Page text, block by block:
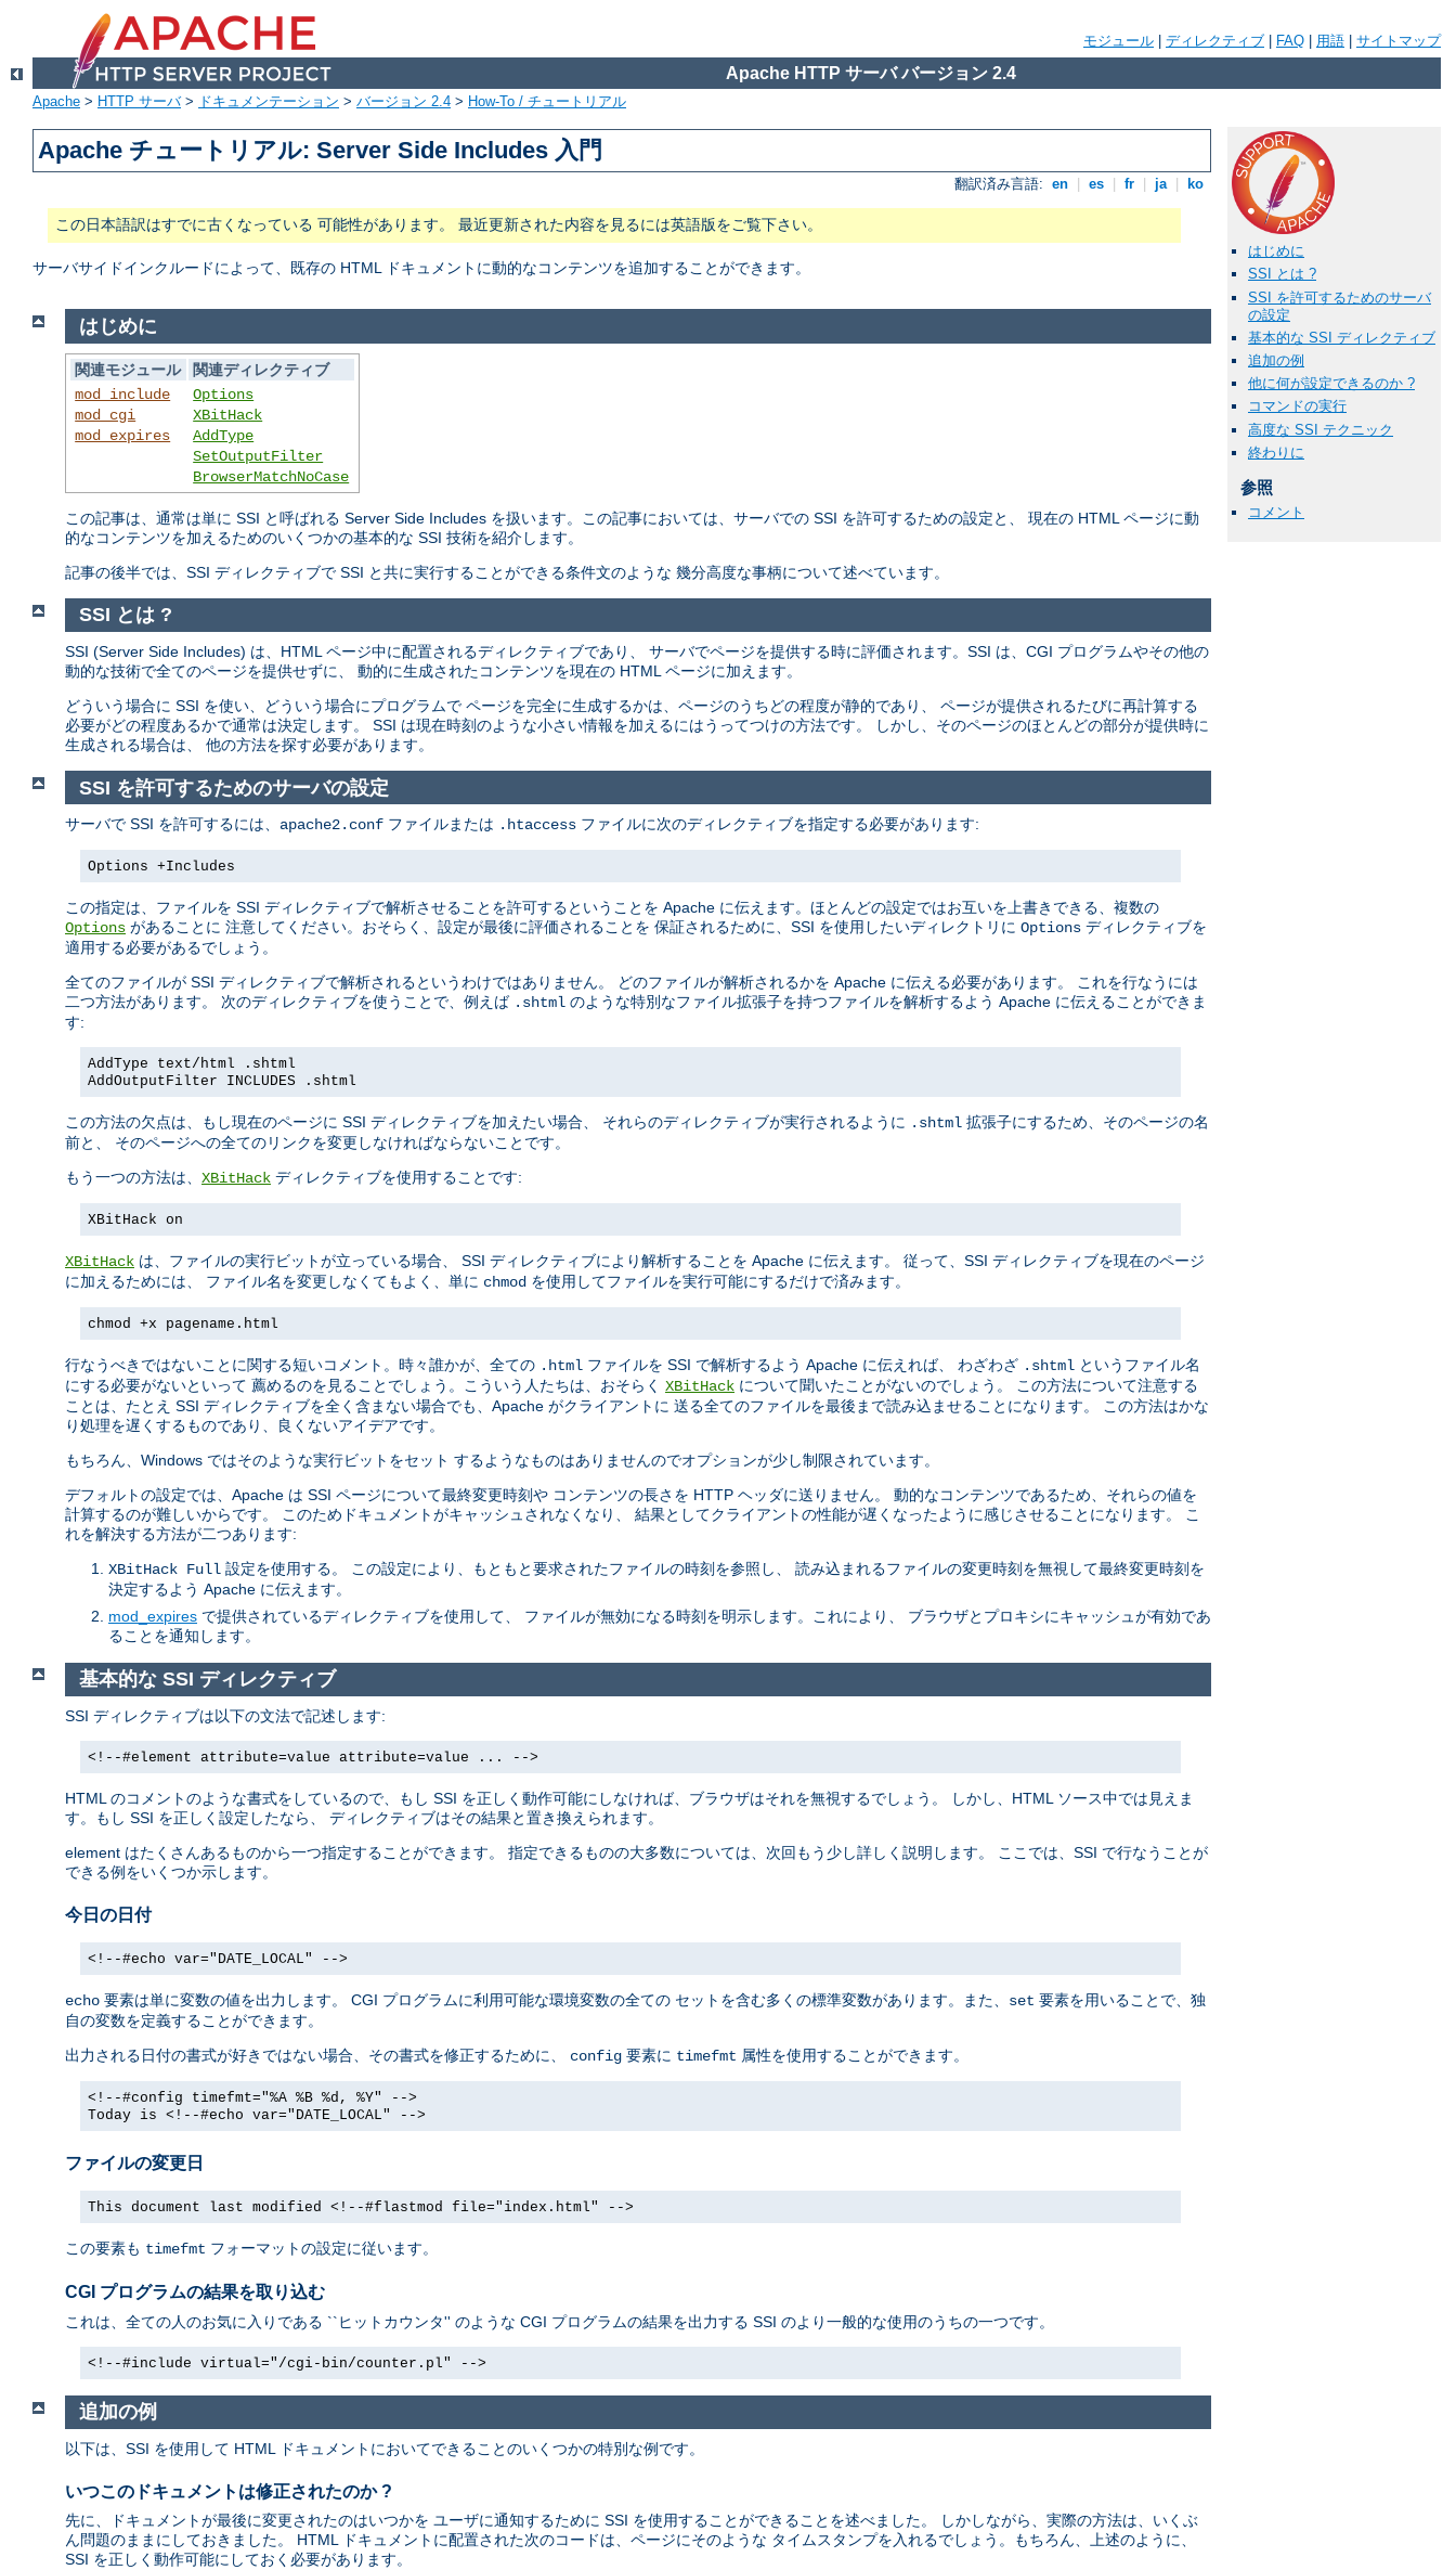
モジュール ディレクティブ FAQ 用語 サイトマップ
Apache HTTP サーバ バージョン 2.4
Apache > HTTP サーバ> ドキュメンテーション > バージョン 2.4 > How-To / チュートリアル
Apache チュートリアル: Server Side Includes 入門
翻訳済み言語: en es fr ja ko
この日本語訳はすでに古くなっている 可能性があります。 最近更新された内容を見るには英語版をご覧下さい。
サーバサイドインクルードによって、既存の HTML ドキュメントに動的なコンテンツを追加することができます。
はじめに
SSI とは ?
SSI を許可するためのサーバ
の設定
基本的な SSI ディレクティブ
追加の例
他に何が設定できるのか ?
コマンドの実行
高度な SSI テクニック
終わりに
参照
コメント
はじめに
関連モジュール
関連ディレクティブ
mod_include
mod_cgi
mod_expires
Options
XBitHack
AddType
SetOutputFilter
BrowserMatchNoCase
この記事は、通常は単に SSI と呼ばれる Server Side Includes を扱います。この記事においては、サーバでの SSI を許可するための設定と、 現在の HTML ページに動
的なコンテンツを加えるためのいくつかの基本的な SSI 技術を紹介します。
記事の後半では、SSI ディレクティブで SSI と共に実行することができる条件文のような 幾分高度な事柄について述べています。
SSI とは ?
SSI (Server Side Includes) は、HTML ページ中に配置されるディレクティブであり、 サーバでページを提供する時に評価されます。SSI は、CGI プログラムやその他の
動的な技術で全てのページを提供せずに、 動的に生成されたコンテンツを現在の HTML ページに加えます。
どういう場合に SSI を使い、どういう場合にプログラムで ページを完全に生成するかは、ページのうちどの程度が静的であり、 ページが提供されるたびに再計算する
必要がどの程度あるかで通常は決定します。 SSI は現在時刻のような小さい情報を加えるにはうってつけの方法です。 しかし、そのページのほとんどの部分が提供時に
生成される場合は、 他の方法を探す必要があります。
SSI を許可するためのサーバの設定
サーバで SSI を許可するには、 apache2.conf ファイルまたは .htaccess ファイルに次のディレクティブを指定する必要があります:
Options +Includes
この指定は、ファイルを SSI ディレクティブで解析させることを許可するということを Apache に伝えます。ほとんどの設定ではお互いを上書きできる、複数の
Options があることに 注意してください。おそらく、設定が最後に評価されることを 保証されるために、SSI を使用したいディレクトリに Options ディレクティブを
適用する必要があるでしょう。
全てのファイルが SSI ディレクティブで解析されるというわけではありません。 どのファイルが解析されるかを Apache に伝える必要があります。 これを行なうには
二つ方法があります。 次のディレクティブを使うことで、例えば .shtml のような特別なファイル拡張子を持つファイルを解析するよう Apache に伝えることができま
す:
AddType text/html .shtml
AddOutputFilter INCLUDES .shtml
この方法の欠点は、もし現在のページに SSI ディレクティブを加えたい場合、 それらのディレクティブが実行されるように .shtml 拡張子にするため、そのページの名
前と、 そのページへの全てのリンクを変更しなければならないことです。
もう一つの方法は、 XBitHack ディレクティブを使用することです:
XBitHack on
XBitHack は、ファイルの実行ビットが立っている場合、 SSI ディレクティブにより解析することを Apache に伝えます。 従って、SSI ディレクティブを現在のページ
に加えるためには、 ファイル名を変更しなくてもよく、単に chmod を使用してファイルを実行可能にするだけで済みます。
chmod +x pagename.html
行なうべきではないことに関する短いコメント。時々誰かが、全ての .html ファイルを SSI で解析するよう Apache に伝えれば、 わざわざ .shtml というファイル名
にする必要がないといって 薦めるのを見ることでしょう。こういう人たちは、おそらく XBitHack について聞いたことがないのでしょう。 この方法について注意する
ことは、たとえ SSI ディレクティブを全く含まない場合でも、Apache がクライアントに 送る全てのファイルを最後まで読み込ませることになります。 この方法はかな
り処理を遅くするものであり、良くないアイデアです。
もちろん、Windows ではそのような実行ビットをセット するようなものはありませんのでオプションが少し制限されています。
デフォルトの設定では、Apache は SSI ページについて最終変更時刻や コンテンツの長さを HTTP ヘッダに送りません。 動的なコンテンツであるため、それらの値を
計算するのが難しいからです。 このためドキュメントがキャッシュされなくなり、 結果としてクライアントの性能が遅くなったように感じさせることになります。 こ
れを解決する方法が二つあります:
XBitHack Full 設定を使用する。 この設定により、もともと要求されたファイルの時刻を参照し、 読み込まれるファイルの変更時刻を無視して最終変更時刻を
決定するよう Apache に伝えます。
mod_expires で提供されているディレクティブを使用して、 ファイルが無効になる時刻を明示します。これにより、 ブラウザとプロキシにキャッシュが有効であ
ることを通知します。
基本的な SSI ディレクティブ
SSI ディレクティブは以下の文法で記述します:
<!--#element attribute=value attribute=value ... -->
HTML のコメントのような書式をしているので、もし SSI を正しく動作可能にしなければ、ブラウザはそれを無視するでしょう。 しかし、HTML ソース中では見えま
す。もし SSI を正しく設定したなら、 ディレクティブはその結果と置き換えられます。
element はたくさんあるものから一つ指定することができます。 指定できるものの大多数については、次回もう少し詳しく説明します。 ここでは、SSI で行なうことが
できる例をいくつか示します。
今日の日付
<!--#echo var="DATE_LOCAL" -->
echo 要素は単に変数の値を出力します。 CGI プログラムに利用可能な環境変数の全ての セットを含む多くの標準変数があります。また、 set 要素を用いることで、独
自の変数を定義することができます。
出力される日付の書式が好きではない場合、その書式を修正するために、 config 要素に timefmt 属性を使用することができます。
<!--#config timefmt="%A %B %d, %Y" -->
Today is <!--#echo var="DATE_LOCAL" -->
ファイルの変更日
This document last modified <!--#flastmod file="index.html" -->
この要素も timefmt フォーマットの設定に従います。
CGI プログラムの結果を取り込む
これは、全ての人のお気に入りである ``ヒットカウンタ'' のような CGI プログラムの結果を出力する SSI のより一般的な使用のうちの一つです。
<!--#include virtual="/cgi-bin/counter.pl" -->
追加の例
以下は、SSI を使用して HTML ドキュメントにおいてできることのいくつかの特別な例です。
いつこのドキュメントは修正されたのか ?
先に、ドキュメントが最後に変更されたのはいつかを ユーザに通知するために SSI を使用することができることを述べました。 しかしながら、実際の方法は、いくぶ
ん問題のままにしておきました。 HTML ドキュメントに配置された次のコードは、ページにそのような タイムスタンプを入れるでしょう。もちろん、上述のように、
SSI を正しく動作可能にしておく必要があります。